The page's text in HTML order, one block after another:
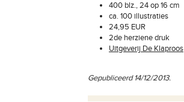
400 blz., 24 op 16 cm
ca. 100 illustraties
24,95 EUR
2de herziene druk
Uitgeverij De Klaproos
Gepubliceerd 14/12/2013.